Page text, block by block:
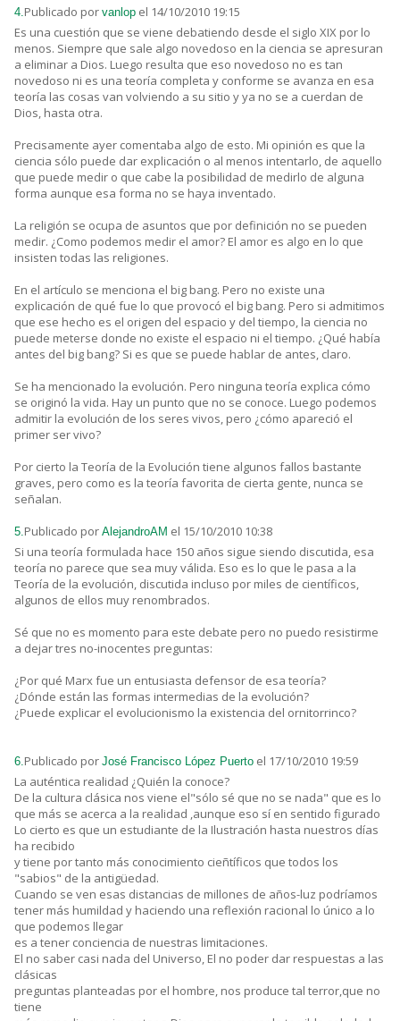
4.Publicado por vanlop el 14/10/2010 19:15
Es una cuestión que se viene debatiendo desde el siglo XIX por lo
menos. Siempre que sale algo novedoso en la ciencia se apresuran
a eliminar a Dios. Luego resulta que eso novedoso no es tan
novedoso ni es una teoría completa y conforme se avanza en esa
teoría las cosas van volviendo a su sitio y ya no se a cuerdan de
Dios, hasta otra.
Precisamente ayer comentaba algo de esto. Mi opinión es que la
ciencia sólo puede dar explicación o al menos intentarlo, de aquello
que puede medir o que cabe la posibilidad de medirlo de alguna
forma aunque esa forma no se haya inventado.
La religión se ocupa de asuntos que por definición no se pueden
medir. ¿Como podemos medir el amor? El amor es algo en lo que
insisten todas las religiones.
En el artículo se menciona el big bang. Pero no existe una
explicación de qué fue lo que provocó el big bang. Pero si admitimos
que ese hecho es el origen del espacio y del tiempo, la ciencia no
puede meterse donde no existe el espacio ni el tiempo. ¿Qué había
antes del big bang? Si es que se puede hablar de antes, claro.
Se ha mencionado la evolución. Pero ninguna teoría explica cómo
se originó la vida. Hay un punto que no se conoce. Luego podemos
admitir la evolución de los seres vivos, pero ¿cómo apareció el
primer ser vivo?
Por cierto la Teoría de la Evolución tiene algunos fallos bastante
graves, pero como es la teoría favorita de cierta gente, nunca se
señalan.
5.Publicado por AlejandroAM el 15/10/2010 10:38
Si una teoría formulada hace 150 años sigue siendo discutida, esa
teoría no parece que sea muy válida. Eso es lo que le pasa a la
Teoría de la evolución, discutida incluso por miles de científicos,
algunos de ellos muy renombrados.
Sé que no es momento para este debate pero no puedo resistirme
a dejar tres no-inocentes preguntas:
¿Por qué Marx fue un entusiasta defensor de esa teoría?
¿Dónde están las formas intermedias de la evolución?
¿Puede explicar el evolucionismo la existencia del ornitorrinco?
6.Publicado por José Francisco López Puerto el 17/10/2010 19:59
La auténtica realidad ¿Quién la conoce?
De la cultura clásica nos viene el"sólo sé que no se nada" que es lo
que más se acerca a la realidad ,aunque eso sí en sentido figurado
Lo cierto es que un estudiante de la Ilustración hasta nuestros días
ha recibido
y tiene por tanto más conocimiento cieñtíficos que todos los
"sabios" de la antigüedad.
Cuando se ven esas distancias de millones de años-luz podríamos
tener más humildad y haciendo una reflexión racional lo único a lo
que podemos llegar
es a tener conciencia de nuestras limitaciones.
El no saber casi nada del Universo, El no poder dar respuestas a las
clásicas
preguntas planteadas por el hombre, nos produce tal terror,que no
tiene